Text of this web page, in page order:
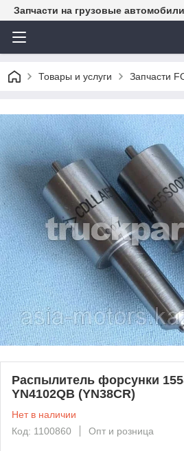
Запчасти на грузовые
Товары и услуги Запчасти
Распылитель форсунки
YN4102QB (YN38CR)
Нет в наличии
Код: 1100860
Опт и розница